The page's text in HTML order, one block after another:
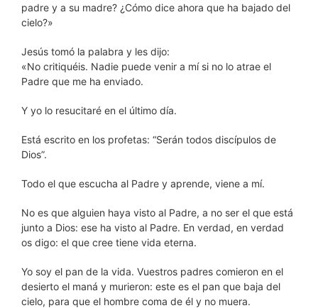
padre y a su madre? ¿Cómo dice ahora que ha bajado del
cielo?»
Jesús tomó la palabra y les dijo:
«No critiquéis. Nadie puede venir a mí si no lo atrae el
Padre que me ha enviado.
Y yo lo resucitaré en el último día.
Está escrito en los profetas: “Serán todos discípulos de
Dios”.
Todo el que escucha al Padre y aprende, viene a mí.
No es que alguien haya visto al Padre, a no ser el que está
junto a Dios: ese ha visto al Padre. En verdad, en verdad
os digo: el que cree tiene vida eterna.
Yo soy el pan de la vida. Vuestros padres comieron en el
desierto el maná y murieron: este es el pan que baja del
cielo, para que el hombre coma de él y no muera.